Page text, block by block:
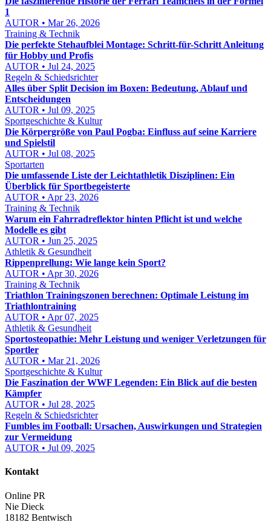
1
AUTOR • Mar 26, 2026
Training & Technik
Die perfekte Stehaufblei Montage: Schritt-für-Schritt Anleitung
für Hobby und Profis
AUTOR • Jul 24, 2025
Regeln & Schiedsrichter
Alles über Split Decision im Boxen: Bedeutung, Ablauf und
Entscheidungen
AUTOR • Jul 09, 2025
Sportgeschichte & Kultur
Die Körpergröße von Paul Pogba: Einfluss auf seine Karriere
und Spielstil
AUTOR • Jul 08, 2025
Sportarten
Die umfassende Liste der Leichtathletik Disziplinen: Ein
Überblick für Sportbegeisterte
AUTOR • Apr 23, 2026
Training & Technik
Warum ein Fahrradreflektor hinten Pflicht ist und welche
Modelle es gibt
AUTOR • Jun 25, 2025
Athletik & Gesundheit
Rippenprellung: Wie lange kein Sport?
AUTOR • Apr 30, 2026
Training & Technik
Triathlon Trainingszonen berechnen: Optimale Leistung im
Triathlontraining
AUTOR • Apr 07, 2025
Athletik & Gesundheit
Sportosteopathie: Mehr Leistung und weniger Verletzungen für
Sportler
AUTOR • Mar 21, 2026
Sportgeschichte & Kultur
Die Faszination der WWF Legenden: Ein Blick auf die besten
Kämpfer
AUTOR • Jul 28, 2025
Regeln & Schiedsrichter
Fumbles im Football: Ursachen, Auswirkungen und Strategien
zur Vermeidung
AUTOR • Jul 09, 2025
Kontakt
Online PR
Nie Dieck
18182 Bentwisch